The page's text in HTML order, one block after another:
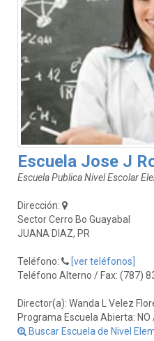
Escuela Jose J
Escuela Publica Nivel Escolar
Dirección:
Sector Cerro Bo Guayabal
JUANA DIAZ, PR
Teléfono:
[ver teléfonos]
Teléfono Alterno / Fax: (787)
Director(a): Wanda L Velez
Programa Escuela Abierta: NO
Buscar Escuela de Nivel